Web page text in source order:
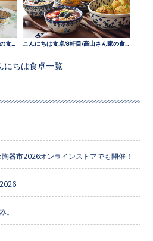
こんにちは食卓/9軒目/本橋さん家の食卓
にちは食卓一覧
陶器市2026オンラインストアでも開催！
。